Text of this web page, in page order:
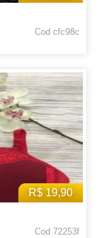
Cod cfc98c
R$ 19,90
Cod 72253f